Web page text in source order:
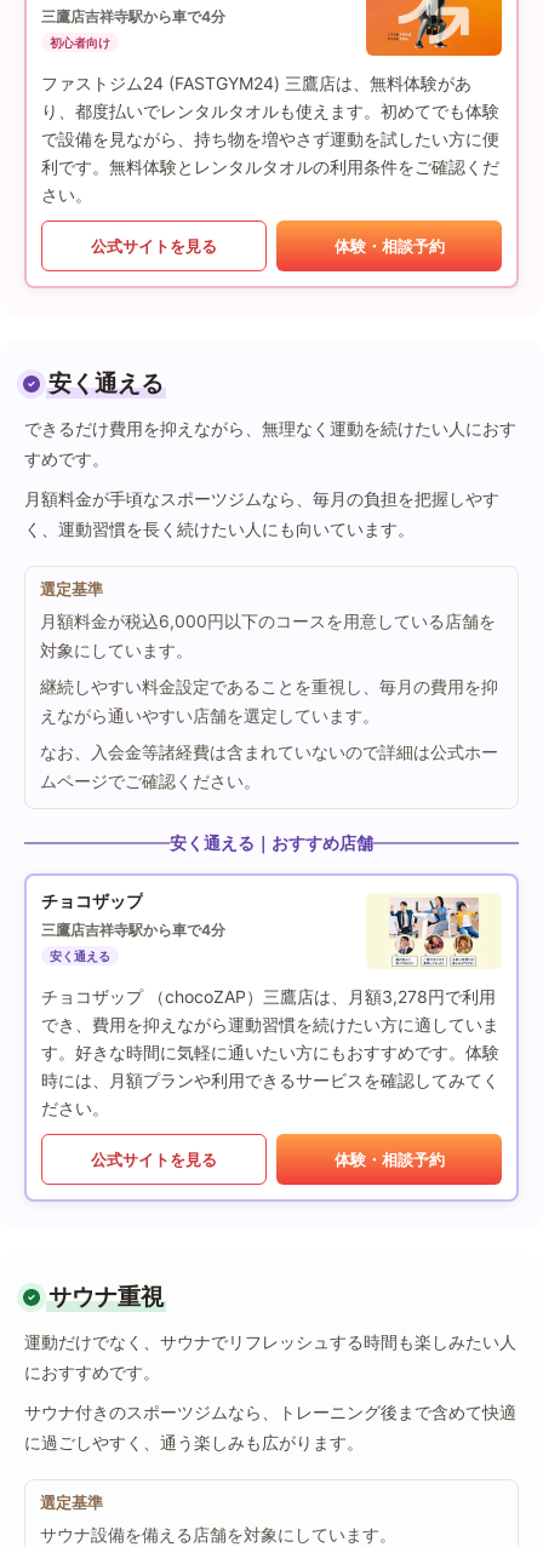
三鷹店吉祥寺駅から車で4分
初心者向け
ファストジム24 (FASTGYM24) 三鷹店は、無料体験があ
り、都度払いでレンタルタオルも使えます。初めてでも体験
で設備を見ながら、持ち物を増やさず運動を試したい方に便
利です。無料体験とレンタルタオルの利用条件をご確認くだ
さい。
公式サイトを見る 体験・相談予約
安く通える
できるだけ費用を抑えながら、無理なく運動を続けたい人におす
すめです。
月額料金が手頃なスポーツジムなら、毎月の負担を把握しやす
く、運動習慣を長く続けたい人にも向いています。
選定基準
月額料金が税込6,000円以下のコースを用意している店舗を
対象にしています。
継続しやすい料金設定であることを重視し、毎月の費用を抑
えながら通いやすい店舗を選定しています。
なお、入会金等諸経費は含まれていないので詳細は公式ホー
ムページでご確認ください。
安く通える｜おすすめ店舗
チョコザップ
三鷹店吉祥寺駅から車で4分
安く通える
チョコザップ （chocoZAP）三鷹店は、月額3,278円で利用
でき、費用を抑えながら運動習慣を続けたい方に適していま
す。好きな時間に気軽に通いたい方にもおすすめです。体験
時には、月額プランや利用できるサービスを確認してみてく
ださい。
公式サイトを見る 体験・相談予約
サウナ重視
運動だけでなく、サウナでリフレッシュする時間も楽しみたい人
におすすめです。
サウナ付きのスポーツジムなら、トレーニング後まで含めて快適
に過ごしやすく、通う楽しみも広がります。
選定基準
サウナ設備を備える店舗を対象にしています。